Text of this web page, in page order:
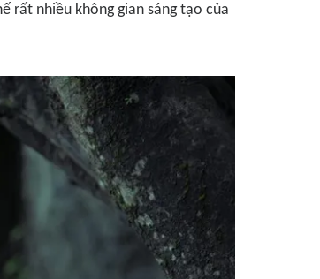
rất nhiều không gian sáng tạo của